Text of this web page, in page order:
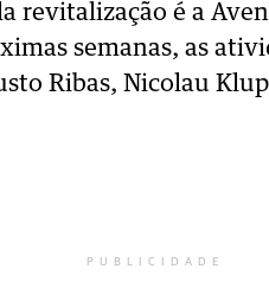
revitalização é a
semanas, as
Ribas, Nicolau
PUBLICIDADE